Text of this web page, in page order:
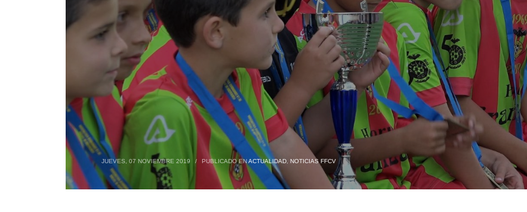
JUEVES, 07 NOVIEMBRE 2019 / PUBLICADO ENACTUALIDAD, NOTICIAS FFCV